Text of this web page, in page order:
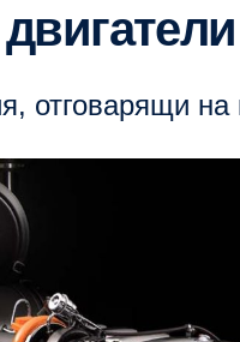
двигатели
отговарящи